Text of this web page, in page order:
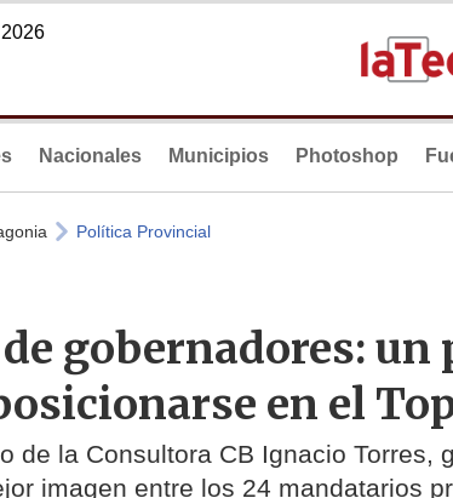
Nacionales Municipios Photoshop
Política Provincial
gobernadores: un
en el
de la Consultora CB Ignacio Torres,
imagen entre los 24 mandatarios